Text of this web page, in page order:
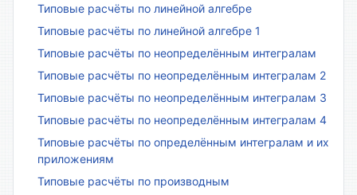
Типовые расчёты по линейной алгебре
Типовые расчёты по линейной алгебре 1
Типовые расчёты по неопределённым интегралам
Типовые расчёты по неопределённым интегралам 2
Типовые расчёты по неопределённым интегралам 3
Типовые расчёты по неопределённым интегралам 4
Типовые расчёты по определённым интегралам и их
приложениям
Типовые расчёты по производным